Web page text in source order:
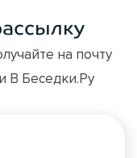
на почту
В Беседки.Ру